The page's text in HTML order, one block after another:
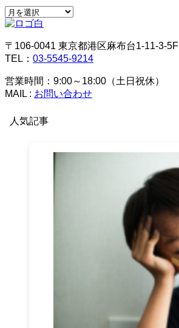
ア
ー
イ
ブ
〒106-0041 東京都港区麻布台1-11-3-5F
TEL： 03-5545-9214
営業時間：9:00～18:00（土日祝休）
MAIL : お問い合わせ
人気記事